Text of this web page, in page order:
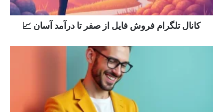
کانال تلگرام فروش فایل از صفر تا درآمد آسان 📈